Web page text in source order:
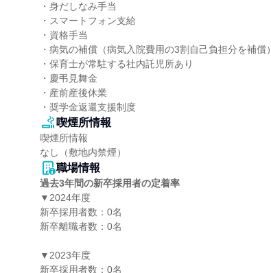
・身だしなみ手当
・スマートフォン支給
・資格手当
・病気の補償（病気入院費用の3割自己負担分を補償）
・保育士が常駐する社内託児所あり
・慶弔見舞金
・産前産後休業
・奨学金返還支援制度
喫煙所情報
喫煙所情報
なし（敷地内禁煙）
職場情報
過去3年間の新卒採用者の定着率
▼2024年度
新卒採用者数：0名
新卒離職者数：0名
▼2023年度
新卒採用者数：0名